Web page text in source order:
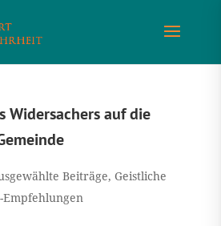
Widersachers auf die
Beiträge, Geistliche
Empfehlungen